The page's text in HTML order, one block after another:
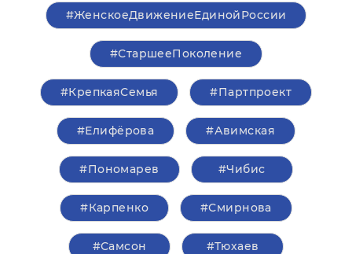
#ЖенскоеДвижениеЕдинойРоссии
#СтаршееПоколение
#КрепкаяСемья #Партпроект
#Елифёрова #Авимская
#Пономарев #Чибис
#Карпенко #Смирнова
#Самсон #Тюхаев